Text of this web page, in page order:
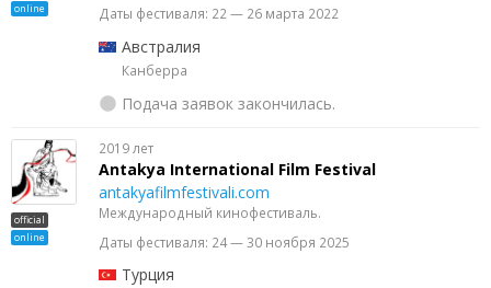
online
Даты фестиваля: 22 — 26 марта 2022
Австралия
Канберра
Подача заявок закончилась.
official
online
2019 лет
Antakya International Film Festival
antakyafilmfestivali.com
Международный кинофестиваль.
Даты фестиваля: 24 — 30 ноября 2025
Турция